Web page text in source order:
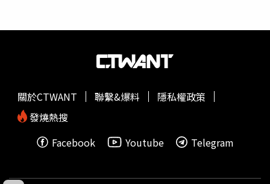
關於CTWANT 聯繫&爆料
隱私權政策
發燒熱搜
Facebook
Youtube Telegram